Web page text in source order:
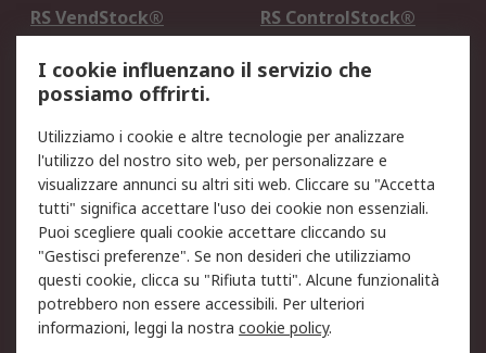
RS VendStock®
RS ControlStock®
Legale
Informativa Cookie
Informativa Privacy -
Aggiornata
Email Security
Termini d'uso
Condizioni di vendita
Condizioni generali di
servizio
Etica e responsabilità
Chi Siamo
I cookie influenzano il servizio che
possiamo offrirti.
Utilizziamo i cookie e altre tecnologie per analizzare
l'utilizzo del nostro sito web, per personalizzare e
visualizzare annunci su altri siti web. Cliccare su "Accetta
tutti" significa accettare l'uso dei cookie non essenziali.
Puoi scegliere quali cookie accettare cliccando su
"Gestisci preferenze". Se non desideri che utilizziamo
questi cookie, clicca su "Rifiuta tutti". Alcune funzionalità
potrebbero non essere accessibili. Per ulteriori
informazioni, leggi la nostra cookie policy.